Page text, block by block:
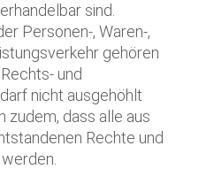
sind.
Personen-, Waren-,
gehören
und
nicht ausgehöhlt
zudem, dass alle aus
Rechte und